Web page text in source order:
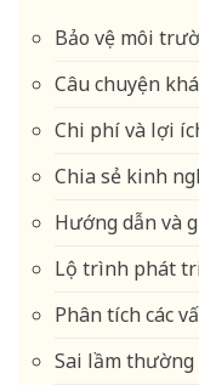
Bảo vệ môi
Câu chuyện
Chi phí và lợi
Chia sẻ kinh
Hướng dẫn và
Lộ trình phát
Phân tích các
Sai lầm thường